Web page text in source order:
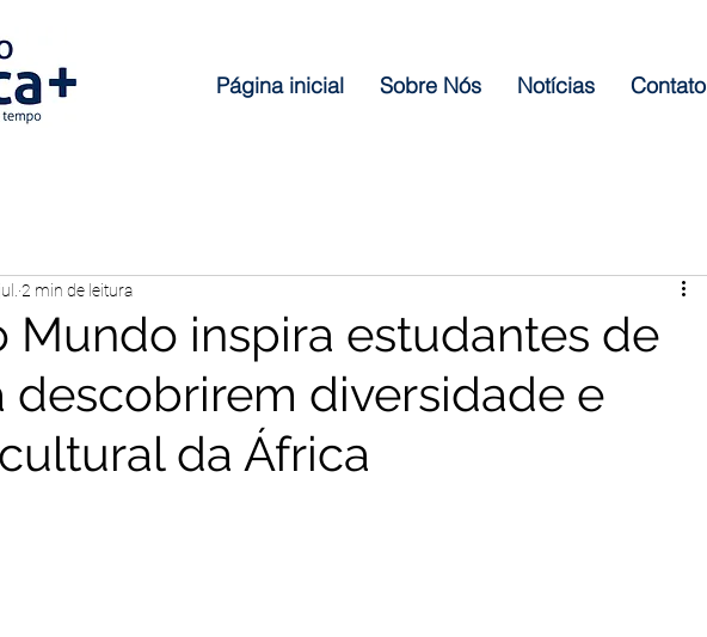
Página inicial Sobre Nós Notícias Contato
Mundo inspira estudantes de
descobrirem diversidade e
da África
2 min de leitura